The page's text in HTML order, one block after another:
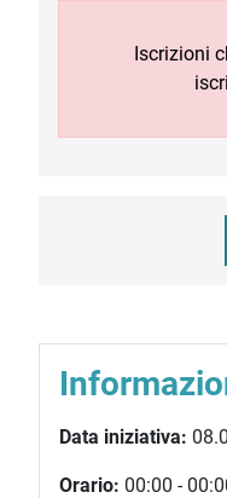
Iscrizioni
Data iniziativa:
Orario: 00:00 -